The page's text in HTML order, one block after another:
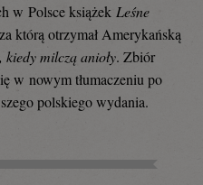
w Polsce książek Leśne
którą otrzymał Amerykańską
kiedy milczą anioły. Zbiór
w nowym tłumaczeniu po
polskiego wydania.